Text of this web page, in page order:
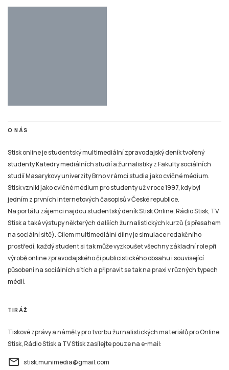
O NÁS
Stisk online je studentský multimediální zpravodajský deník tvořený
studenty Katedry mediálních studií a žurnalistiky z Fakulty sociálních
studií Masarykovy univerzity Brno v rámci studia jako cvičné médium.
Stisk vznikl jako cvičné médium pro studenty už v roce 1997, kdy byl
jedním z prvních internetových časopisů v České republice.
Na portálu zájemci najdou studentský deník Stisk Online, Rádio Stisk, TV
Stisk a také výstupy některých dalších žurnalistických kurzů (s přesahem
na sociální sítě). Cílem multimediální dílny je simulace redakčního
prostředí, každý student si tak může vyzkoušet všechny základní role při
výrobě online zpravodajského či publicistického obsahu i související
působení na sociálních sítích a připravit se tak na praxi v různých typech
médií.
TIRÁŽ
Tiskové zprávy a náměty pro tvorbu žurnalistických materiálů pro Online
Stisk, Rádio Stisk a TV Stisk zasílejte pouze na e-mail:
email stisk.munimedia@gmail.com